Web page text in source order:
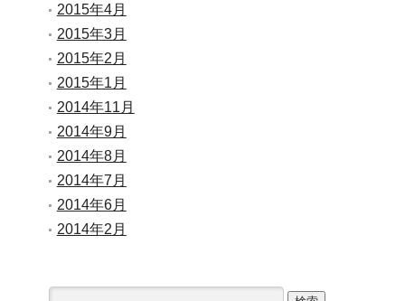
2015年4月
2015年3月
2015年2月
2015年1月
2014年11月
2014年9月
2014年8月
2014年7月
2014年6月
2014年2月